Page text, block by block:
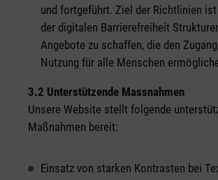
und fortgeführt. Ziel der Richtlinien
der digitalen Barrierefreiheit
Angebote zu schaffen, die den
Nutzung für alle Menschen
3.2 Unterstützende Massnahmen
Unsere Website stellt folgende
Maßnahmen bereit:
Einsatz von starken Kontrasten bei